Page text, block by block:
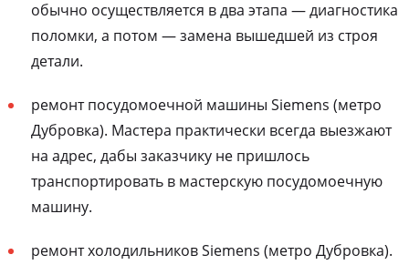
обычно осуществляется в два этапа — диагностика
поломки, а потом — замена вышедшей из строя
детали.
ремонт посудомоечной машины Siemens (метро
Дубровка). Мастера практически всегда выезжают
на адрес, дабы заказчику не пришлось
транспортировать в мастерскую посудомоечную
машину.
ремонт холодильников Siemens (метро Дубровка).